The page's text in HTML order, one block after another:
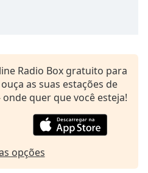
Radio Box gratuito para
as suas estações de
quer que você esteja!
opções